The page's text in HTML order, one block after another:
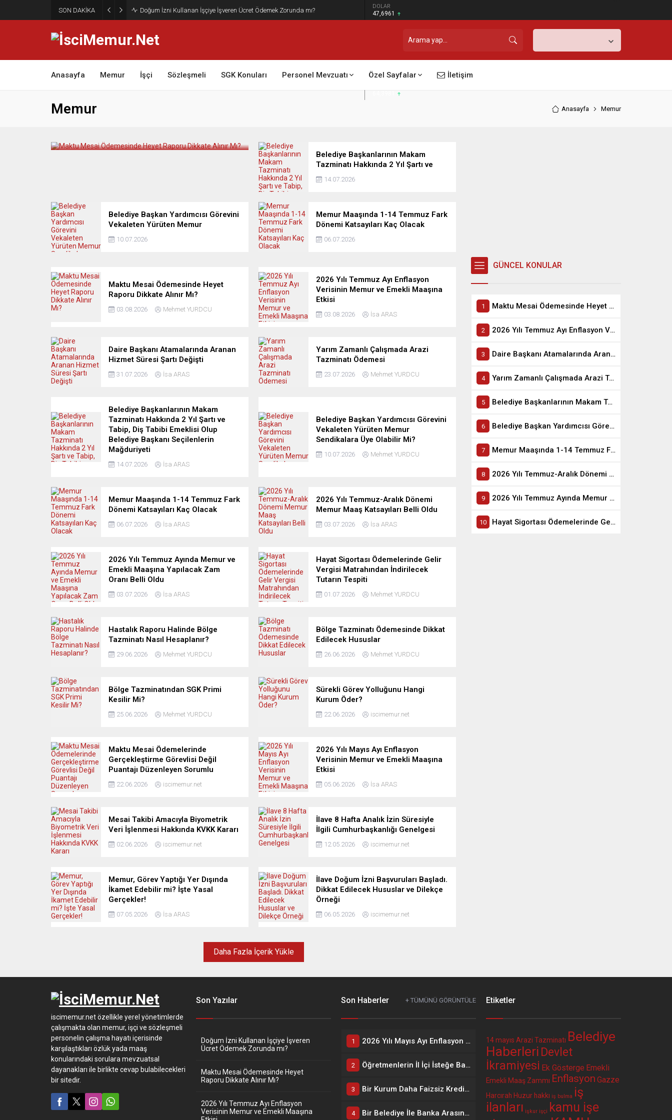
SON DAKİKA Doğum İzni Kullanan İşçiye İşveren Ücret Ödemek Zorunda mı? DOLAR
47,6961
13.779,39
Anasayfa Memur İşçi Sözleşmeli SGK Konuları Personel Mevzuatı Özel Sayfalar İletişim
Memur Anasayfa Memur
Maktu Mesai Ödemesinde Heyet
Belediye Başkanlarının Makam
Tazminatı Hakkında 2 Yıl Şartı ve
Tabip, Diş Tabibi Emeklisi Olup
Belediye Başkanı Seçilenlerin
14.07.2026
Belediye Başkan Yardımcısı Görevini
Vekaleten Yürüten Memur
Sendikalara Üye Olabilir Mi?
10.07.2026
Memur Maaşında 1-14 Temmuz Fark
Dönemi Katsayıları Kaç Olacak
06.07.2026
Maktu Mesai Ödemesinde Heyet
Raporu Dikkate Alınır Mı?
03.08.2026 Mehmet YURDCU
2026 Yılı Temmuz Ayı Enflasyon
Verisinin Memur ve Emekli Maaşına
Etkisi
03.08.2026 İsa ARAS
Daire Başkanı Atamalarında Aranan
Hizmet Süresi Şartı Değişti
31.07.2026 İsa ARAS
Yarım Zamanlı Çalışmada Arazi
Tazminatı Ödemesi
23.07.2026 Mehmet YURDCU
Belediye Başkanlarının Makam
Tazminatı Hakkında 2 Yıl Şartı ve
Tabip, Diş Tabibi Emeklisi Olup
Belediye Başkanı Seçilenlerin
Mağduriyeti
14.07.2026 İsa ARAS
Belediye Başkan Yardımcısı Görevini
Vekaleten Yürüten Memur
Sendikalara Üye Olabilir Mi?
10.07.2026 Mehmet YURDCU
Memur Maaşında 1-14 Temmuz Fark
Dönemi Katsayıları Kaç Olacak
06.07.2026 İsa ARAS
2026 Yılı Temmuz-Aralık Dönemi
Memur Maaş Katsayıları Belli Oldu
03.07.2026 İsa ARAS
2026 Yılı Temmuz Ayında Memur ve
Emekli Maaşına Yapılacak Zam
Oranı Belli Oldu
03.07.2026 İsa ARAS
Hayat Sigortası Ödemelerinde Gelir
Vergisi Matrahından İndirilecek
Tutarın Tespiti
01.07.2026 Mehmet YURDCU
Hastalık Raporu Halinde Bölge
Tazminatı Nasıl Hesaplanır?
29.06.2026 Mehmet YURDCU
Bölge Tazminatı Ödemesinde Dikkat
Edilecek Hususlar
26.06.2026 Mehmet YURDCU
Bölge Tazminatından SGK Primi
Kesilir Mi?
25.06.2026 Mehmet YURDCU
Sürekli Görev Yolluğunu Hangi
Kurum Öder?
22.06.2026 iscimemur.net
Maktu Mesai Ödemelerinde
Gerçekleştirme Görevlisi Değil
Puantajı Düzenleyen Sorumlu
22.06.2026 iscimemur.net
2026 Yılı Mayıs Ayı Enflasyon
Verisinin Memur ve Emekli Maaşına
Etkisi
05.06.2026 İsa ARAS
Mesai Takibi Amacıyla Biyometrik
Veri İşlenmesi Hakkında KVKK Kararı
02.06.2026 iscimemur.net
İlave 8 Hafta Analık İzin Süresiyle
İlgili Cumhurbaşkanlığı Genelgesi
12.05.2026 iscimemur.net
Memur, Görev Yaptığı Yer Dışında
İkamet Edebilir mi? İşte Yasal
Gerçekler!
07.05.2026 İsa ARAS
İlave Doğum İzni Başvuruları Başladı.
Dikkat Edilecek Hususlar ve Dilekçe
Örneği
06.05.2026 iscimemur.net
Daha Fazla İçerik Yükle
GÜNCEL KONULAR
Maktu Mesai Ödemesinde Heyet Raporu Dikkate Alınır Mı?
2026 Yılı Temmuz Ayı Enflasyon Verisinin Memur ve Emekli Maaşına Etkisi
Daire Başkanı Atamalarında Aranan Hizmet Süresi Şartı Değişti
Yarım Zamanlı Çalışmada Arazi Tazminatı Ödemesi
Belediye Başkanlarının Makam Tazminatı Hakkında 2 Yıl Şartı ve Tabip, Diş Tabibi Emeklisi Olup Belediye Başkanı Seçilenlerin Mağduriyeti
Belediye Başkan Yardımcısı Görevini Vekaleten Yürüten Memur Sendikalara Üye Olabilir Mi?
Memur Maaşında 1-14 Temmuz Fark Dönemi Katsayıları Kaç Olacak
2026 Yılı Temmuz-Aralık Dönemi Memur Maaş Katsayıları Belli Oldu
2026 Yılı Temmuz Ayında Memur ve Emekli Maaşına Yapılacak Zam Oranı Belli Oldu
Hayat Sigortası Ödemelerinde Gelir Vergisi Matrahından İndirilecek Tutarın Tespiti
iscimemur.net özellikle yerel yönetimlerde
çalışmakta olan memur, işçi ve sözleşmeli
personelin çalışma hayatı içerisinde
karşılaştıkları özlük yada maaş
konularındaki sorulara mevzuatsal
dayanakları ile birlikte cevap bulabilecekleri
bir sitedir.
Son Yazılar
Doğum İzni Kullanan İşçiye İşveren
Ücret Ödemek Zorunda mı?
Maktu Mesai Ödemesinde Heyet
Raporu Dikkate Alınır Mı?
2026 Yılı Temmuz Ayı Enflasyon
Verisinin Memur ve Emekli Maaşına
Son Haberler + TÜMÜNÜ GÖRÜNTÜLE
2026 Yılı Mayıs Ayı Enflasyon Verisinin Memur ve Emekli Maaşına Etkisi
Öğretmenlerin İl İçi İsteğe Bağlı Yer Değiştirme Başvuruları Başladı
Bir Kurum Daha Faizsiz Kredi Seçenekli Promosyon Anlaşması Yaptı. 12 Ay Geri Ödemeli 400 Bin TL Faizsiz Kredi
Bir Belediye İle Banka Arasında Faizsiz Kredi Seçenekli Promosyon Anlaşması Yapıldı
Etiketler
14 mayıs Arazi Tazminatı Belediye
Haberleri Devlet
İkramiyesi Ek Gösterge Emekli
Emekli Maaş Zammı Enflasyon Gazze
Harcırah Huzur hakkı iş bulma iş
ilanları işkur işçi
kamu işe